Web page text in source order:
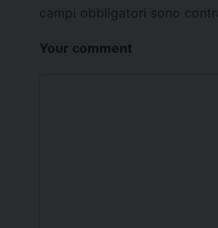
campi obbligatori sono
Your comment